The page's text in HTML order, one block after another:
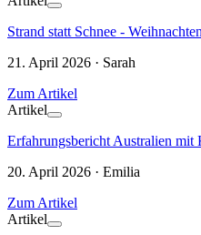
Strand statt Schnee -
21. April 2026 · Sarah
Zum Artikel
Artikel
Erfahrungsbericht Australien mit
20. April 2026 · Emilia
Zum Artikel
Artikel